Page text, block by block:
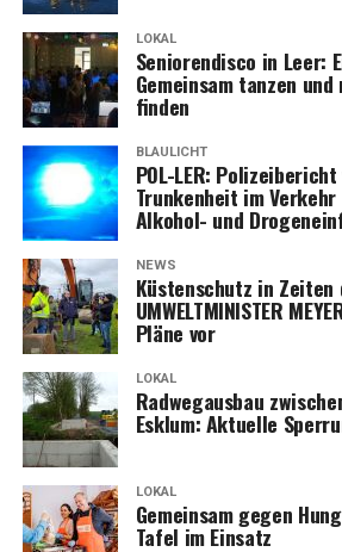
LOKAL
Senio­ren­dis­co in Leer:
Gemein­sam tan­zen und
finden
BLAULICHT
POL-LER:
Trun­ken­heit im
Alko­hol- und
NEWS
Küs­ten­schutz in Zei­ten
UMWELTMINISTER
Plä­ne vor
LOKAL
Rad­weg­aus­bau
Esklum: Aktu­el­le
LOKAL
Gemein­sam gegen
Tafel im Einsatz